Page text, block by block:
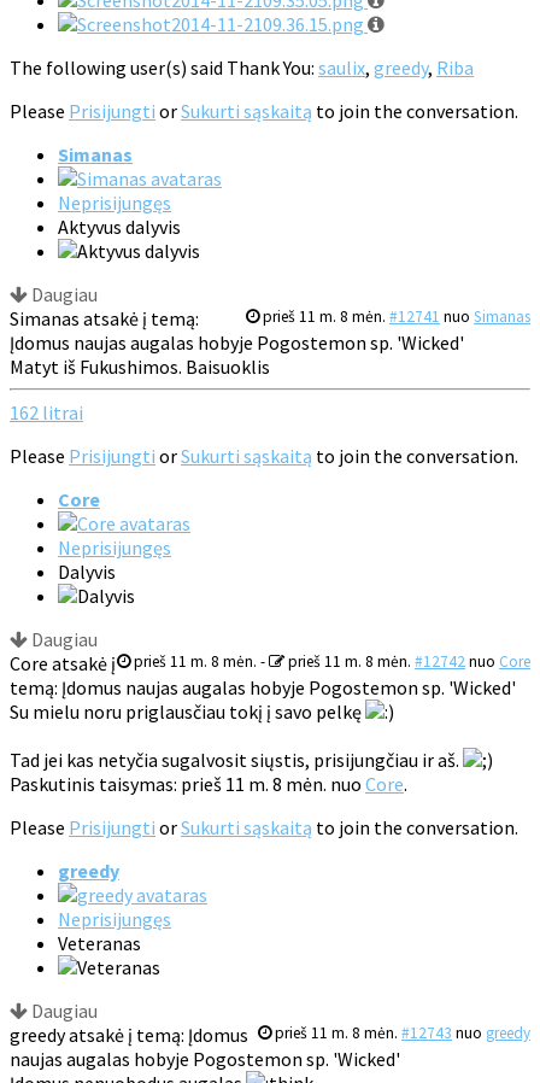
The following user(s) said Thank You: saulix, greedy, Riba
Please Prisijungti orSukurti sąskaitą to join the conversation.
Simanas
Neprisijungęs
Aktyvus dalyvis
Daugiau
prieš 11 m. 8 mėn. #12741 nuo Simanas
Simanas atsakė į temą:
Įdomus naujas augalas hobyje Pogostemon sp. 'Wicked'
Matyt iš Fukushimos. Baisuoklis
162 litrai
Please Prisijungti orSukurti sąskaitą to join the conversation.
Core
Neprisijungęs
Dalyvis
Daugiau
prieš 11 m. 8 mėn. - prieš 11 m. 8 mėn. #12742nuo Core
Core atsakė į
temą: Įdomus naujas augalas hobyje Pogostemon sp. 'Wicked'
Su mielu noru priglausčiau tokį į savo pelkę
Tad jei kas netyčia sugalvosit siųstis, prisijungčiau ir aš.
Paskutinis taisymas: prieš 11 m. 8 mėn. nuo Core.
Please Prisijungti orSukurti sąskaitą to join the conversation.
greedy
Neprisijungęs
Veteranas
Daugiau
prieš 11 m. 8 mėn. #12743 nuo greedy
greedy atsakė į temą: Įdomus
naujas augalas hobyje Pogostemon sp. 'Wicked'